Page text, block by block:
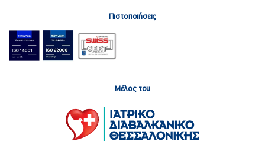
Πιστοποιήσεις
Μέλος του